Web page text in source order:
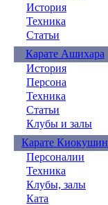
История
Техника
Статьи
Карате Ашихара
История
Персона
Техника
Статьи
Клубы и залы
Карате Киокушин
Персоналии
Техника
Клубы, залы
Ката